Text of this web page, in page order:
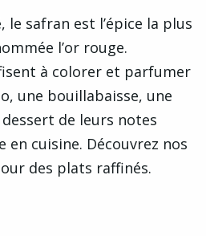
le safran est l’épice la plus
l’or rouge.
à colorer et parfumer
une bouillabaisse, une
de leurs notes
en cuisine. Découvrez nos
des plats raffinés.